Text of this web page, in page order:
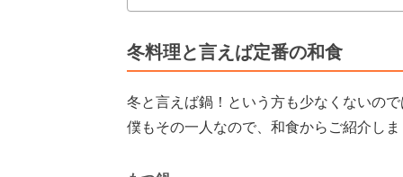
冬料理と言えば定番の和食
冬と言えば鍋！という方も少なくないの
僕もその一人なので、和食からご紹介し